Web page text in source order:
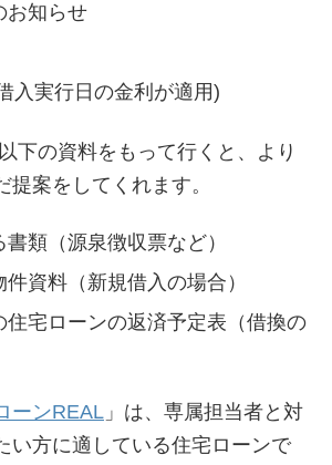
お知らせ
入実行日の金利が適用)
下の資料をもって行くと、より
提案をしてくれます。
類（源泉徴収票など）
資料（新規借入の場合）
住宅ローンの返済予定表（借換の
ーンREAL 」は、専属担当者と対
い方に適している住宅ローンで